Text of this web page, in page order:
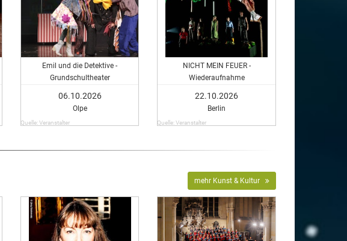
Emil und die Detektive -
Grundschultheater
06.10.2026
Olpe
Quelle: Veranstalter
NICHT MEIN FEUER -
Wiederaufnahme
22.10.2026
Berlin
Quelle: Veranstalter
mehr Kunst & Kultur